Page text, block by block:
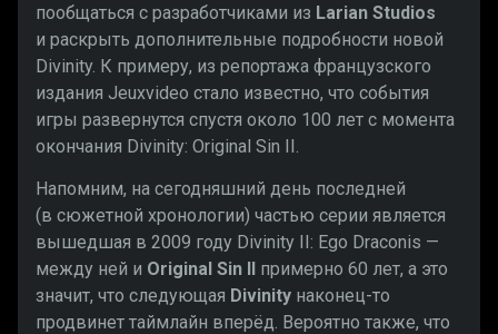
пообщаться с разработчиками из Larian Studios
и раскрыть дополнительные подробности новой
Divinity. К примеру, из репортажа французского
издания Jeuxvideo стало известно, что события
игры развернутся спустя около 100 лет с момента
окончания Divinity: Original Sin II.
Напомним, на сегодняшний день последней
(в сюжетной хронологии) частью серии является
вышедшая в 2009 году Divinity II: Ego Draconis —
между ней и Original Sin II
примерно 60 лет, а это
значит, что следующая Divinity наконец-то
продвинет таймлайн вперёд. Вероятно также, что